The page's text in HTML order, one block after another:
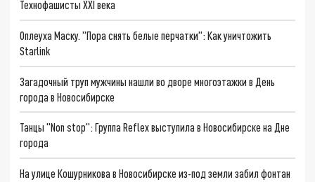
Технофашисты XXI века
Оплеуха Маску. "Пора снять белые перчатки": Как уничтожить
Starlink
Загадочный труп мужчины нашли во дворе многоэтажки в День
города в Новосибирске
Танцы "Non stop": Группа Reflex выступила в Новосибирске на Дне
города
На улице Кошурникова в Новосибирске из-под земли забил фонтан